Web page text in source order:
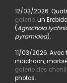
12/03/2026.
galerie,un
(Agrochola
pyramidea).
11/03/2026.
machaon,
galerie des
photos.